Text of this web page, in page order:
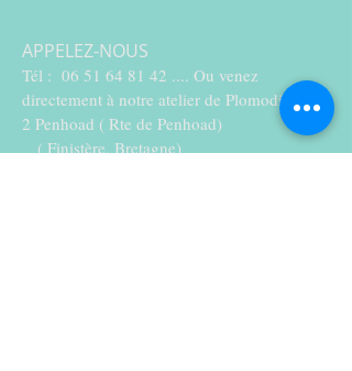
APPELEZ-NOUS
Tél : 06 51 64 81 42 .... Ou venez
directement à notre atelier de Plomodiern :
2 Penhoad ( Rte de Penhoad)
( Finistère, Bretagne)